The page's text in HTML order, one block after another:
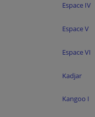
Espace IV
Espace V
Espace VI
Kadjar
Kangoo I